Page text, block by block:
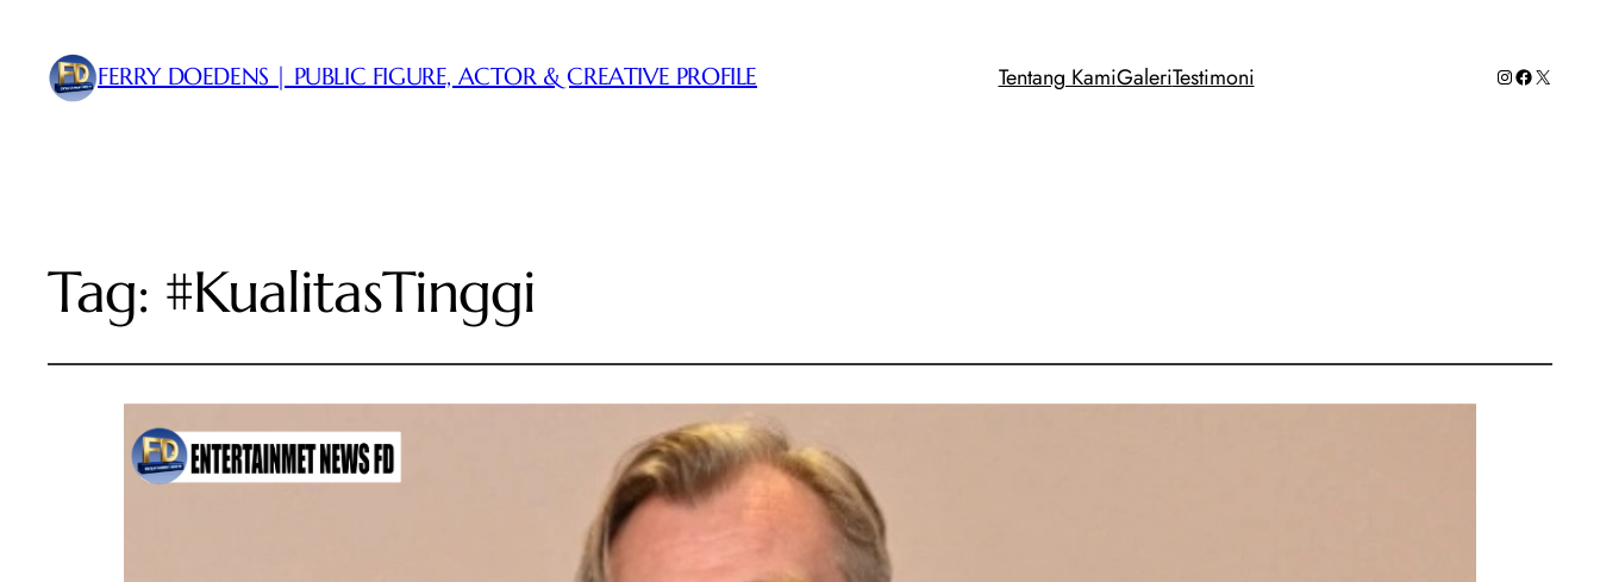
FERRY DOEDENS | PUBLIC FIGURE, ACTOR & CREATIVE PROFILE Tentang KamiGaleriTestimoni Instagram
Facebook
X
Tag: #KualitasTinggi